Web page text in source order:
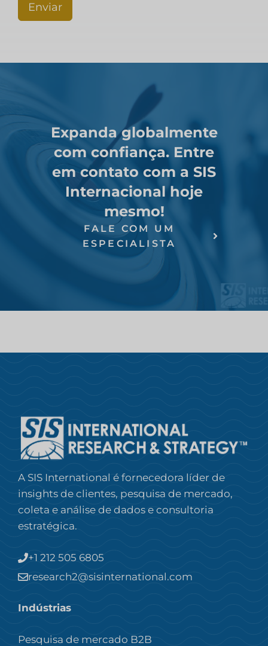
Enviar
Expanda globalmente
com confiança. Entre
em contato com a SIS
Internacional hoje
mesmo!
FALE COM UM
ESPECIALISTA
A SIS International é fornecedora líder de
insights de clientes, pesquisa de mercado,
coleta e análise de dados e consultoria
estratégica.
+1 212 505 6805
research2@sisinternational.com
Indústrias
Pesquisa de mercado B2B